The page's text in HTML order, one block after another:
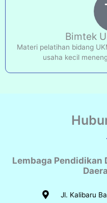
Bimtek
Materi pelatihan bidang
usaha kecil
Lembaga Pendidikan
Jl. Kalibaru